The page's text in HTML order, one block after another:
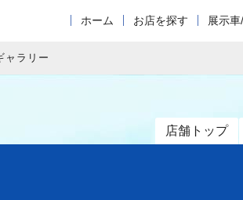
ホーム お店を探す 展示
ャラリー
店舗トップ